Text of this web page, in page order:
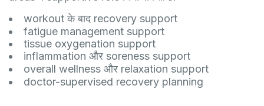
workout के बाद recovery support
fatigue management support
tissue oxygenation support
inflammation और soreness support
overall wellness और relaxation support
doctor-supervised recovery planning